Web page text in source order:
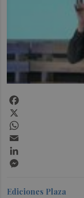
Ediciones Plaza